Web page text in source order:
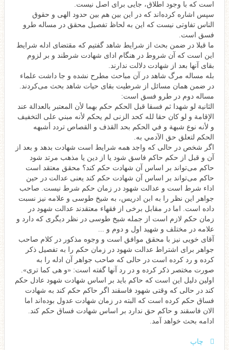
است که با وجود اطلاق، جایی برای اصل نیست.
سپس اشاره کرده‌‌اند که در این بین هم بین حدود الهی و حقوق
الناس تفاوتی نیست که این به لحاظ تفصیل محقق در مساله طرو
فسق است.
ما قبلا در ضمن بحث از شرایط شاهد گفتیم که مقتضای ادله شرایط
این است که آن شروط در هنگام ادای شهادت شرطند و بر لزوم
بقای آنها بعد از شهادت دلالت ندارند.
بله مساله مرگ شاهد در آن مباحث مطرح نشده و جا داشت علماء
در ضمن همان مسائل از شرطیت بقای حیات شاهد بحث می‌کردند.
مساله دوم در طرو فسق است:
الثانية لو شهدا ثم فسقا قبل الحكم حكم بهما‌ لأن المعتبر بالعدالة عند
الإقامة و لو كان حقا لله كحد الزنى لم يحكم لأنه مبني على التخفيف
و لأنه نوع شبهة و في الحكم بحد القذف و القصاص تردد أشبهه
الحكم لتعلق حق الآدمي به.
اگر شخص در حالی که واجد همه شرایط است شهادت بدهد و بعد از
آن و قبل از حکم حاکم فاسق شود یا از دین یا مذهب مرتد شود
حاکم می‌تواند بر اساس آن شهادت حکم کند؟ محقق معتقد است
حاکم می‌تواند بر اساس آن شهادت حکم کند یعنی عدالت در حین
اداء شرط است و عدالت شهود در زمان حکم شرط نیست. صاحب
جواهر این نظر را به ابن ادریس، به شیخ طوسی و علامه نیز نسبت
داده است. اما در مقابل برخی از فقهاء معتقدند عدالت شهود در
زمان حکم لازم است از جمله شیخ طوسی در نظر دیگری که دارد و
علامه در مختلف و شهید اول و دوم و ...
آقای خویی نیز با محقق موافق است و وجوه مذکور در کلام صاحب
جواهر برای اشتراط عدالت شهود در زمان حکم را به تفصیل ذکر
کرده و رد کرده است در حالی که صاحب جواهر آن ادله را به
صورت مختصر ذکر کرده و در رد آنها گفته است: «و هی کما تری».
اولین دلیل این است که حاکم باید بر اساس شهادت شهود عادل حکم
کند در حالی که وقتی شهود فاسقند اگر حاکم حکم کند به شهادت
فساق حکم کرده است که البته در زمان شهادت عدول بوده‌اند اما
الان فاسقند و حاکم حق ندارد بر اساس شهادت فساق حکم کند.
ادامه بحث خواهد آمد.
چاپ